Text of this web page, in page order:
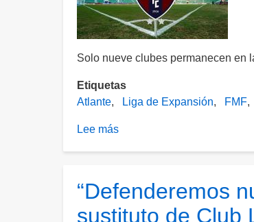
en
Medio
Oriente
Solo nueve clubes permanecen en
Etiquetas
Atlante
Liga de Expansión FMF
Lee más
se
baja
“Defenderemos
sustituto de Club